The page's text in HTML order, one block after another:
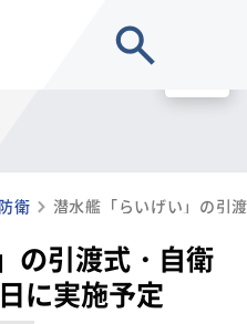
衛
の引渡式・自衛
に実施予定